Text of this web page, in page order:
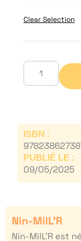
Clear Selection
ISBN :
PUBLIÉ LE :
09/05/2025
Nin-MilL’R
Nin-MilL’R est